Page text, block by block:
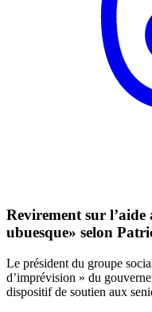
Revirement sur
ubuesque» selon
Le président du groupe
d’imprévision » du
dispositif de soutien aux